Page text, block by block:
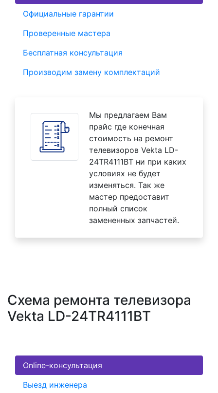
Официальные гарантии
Проверенные мастера
Бесплатная консультация
Производим замену комплектаций
Мы предлагаем Вам
прайс где конечная
стоимость на ремонт
телевизоров Vekta LD-
24TR4111BT ни при каких
условиях не будет
изменяться. Так же
мастер предоставит
полный список
замененных запчастей.
Схема ремонта телевизора
Vekta LD-24TR4111BT
Online-консультация
Выезд инженера